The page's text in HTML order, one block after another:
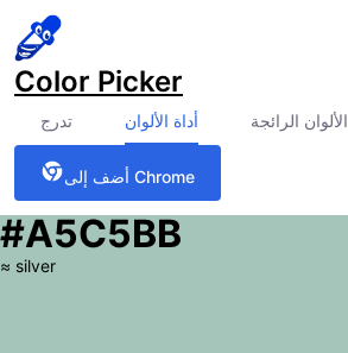
Color Picker
تدرج أداة الألوان الألوان الرائجة
أضف إلى Chrome
#A5C5BB
≈ silver